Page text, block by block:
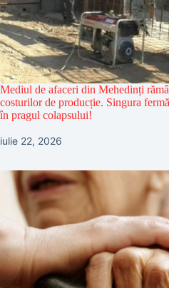
Mediul de afaceri din Mehedinți
costurilor de producție. Singura
în pragul colapsului!
iulie 22, 2026